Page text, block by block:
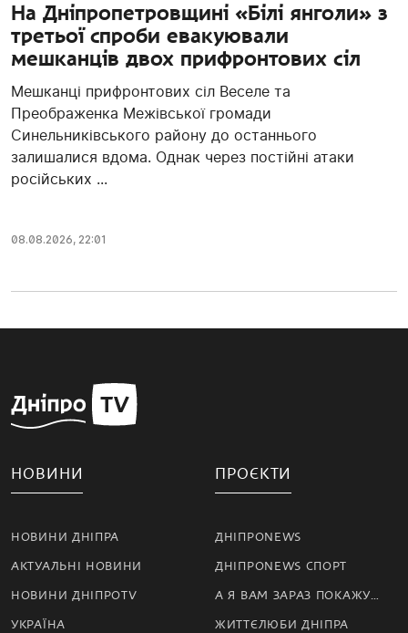
На Дніпропетровщині «Білі янголи» з
третьої спроби евакуювали
мешканців двох прифронтових сіл
Мешканці прифронтових сіл Веселе та
Преображенка Межівської громади
Синельниківського району до останнього
залишалися вдома. Однак через постійні атаки
російських ...
08.08.2026, 22:01
НОВИНИ
НОВИНИ ДНІПРА
АКТУАЛЬНІ НОВИНИ
НОВИНИ ДНІПРОTV
УКРАЇНА
ПРОЄКТИ
ДНІПРОNEWS
ДНІПРОNEWS СПОРТ
А Я ВАМ ЗАРАЗ ПОКАЖУ…
ЖИТТЄЛЮБИ ДНІПРА